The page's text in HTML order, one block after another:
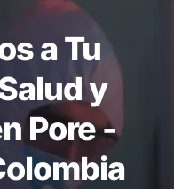
a Tu
y
Pore -